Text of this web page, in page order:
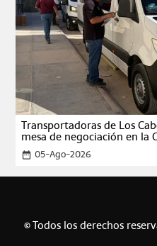
Transportadoras de Los
mesa de negociación en la
date_range 05-Ago-2026
© Todos los derechos